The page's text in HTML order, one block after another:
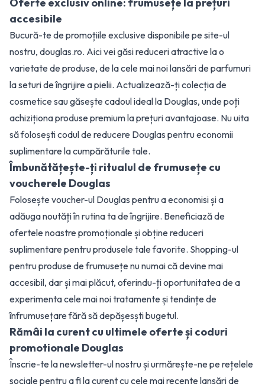
accesibile
Bucură-te de promoțiile exclusive disponibile pe site-ul
nostru, douglas.ro. Aici vei găsi reduceri atractive la o
varietate de produse, de la cele mai noi lansări de parfumuri
la seturi de îngrijire a pielii. Actualizează-ți colecția de
cosmetice sau găsește cadoul ideal la Douglas, unde poți
achiziționa produse premium la prețuri avantajoase. Nu uita
să folosești codul de reducere Douglas pentru economii
suplimentare la cumpărăturile tale.
Îmbunătățește-ți ritualul de frumusețe cu
voucherele Douglas
Folosește voucher-ul Douglas pentru a economisi și a
adăuga noutăți în rutina ta de îngrijire. Beneficiază de
ofertele noastre promoționale și obține reduceri
suplimentare pentru produsele tale favorite. Shopping-ul
pentru produse de frumusețe nu numai că devine mai
accesibil, dar și mai plăcut, oferindu-ți oportunitatea de a
experimenta cele mai noi tratamente și tendințe de
înfrumusețare fără să depășesști bugetul.
Rămâi la curent cu ultimele oferte și coduri
promotionale Douglas
Înscrie-te la newsletter-ul nostru și urmărește-ne pe rețelele
sociale pentru a fi la curent cu cele mai recente lansări de